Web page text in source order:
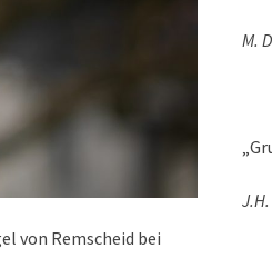
von Remscheid bei
M.